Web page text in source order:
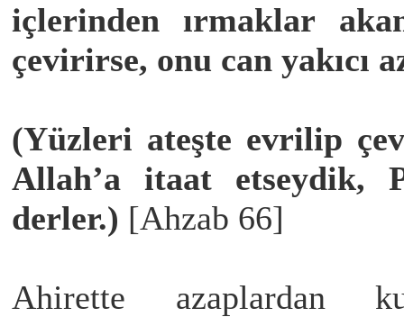
içlerinden ırmaklar
çevirirse, onu can yakıcı
(Yüzleri ateşte evrilip
Allah’a itaat etseydik,
derler.) [Ahzab 66]
Ahirette azaplardan